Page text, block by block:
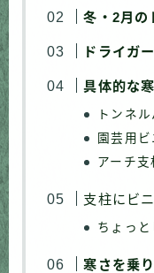
冬・2月の
ドライガ
具体的な
トンネ
園芸用
アーチ支
支柱にビ
ちょっと
寒さを乗